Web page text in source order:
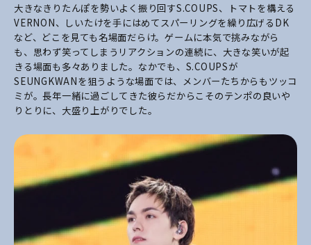
大きなきりたんぽを勢いよく振り回すS.COUPS、トマトを構える
VERNON、しいたけを手にはめてスパーリングを繰り広げるDK
など、どこを見ても名場面だらけ。ゲームに本気で挑みながら
も、思わず笑ってしまうリアクションの連続に、大きな笑いが起
きる場面も多々ありました。なかでも、S.COUPSが
SEUNGKWANを狙うような場面では、メンバーたちからもツッコ
ミが。長年一緒に過ごしてきた彼らだからこそのテンポの良いや
りとりに、大盛り上がりでした。